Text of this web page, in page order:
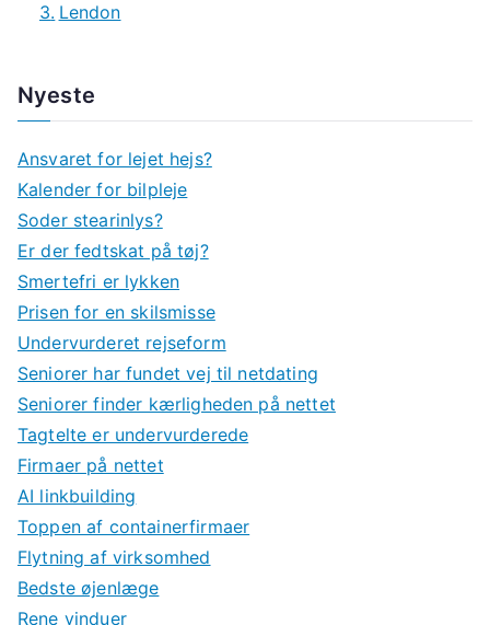
Lendon
Nyeste
Ansvaret for lejet hejs?
Kalender for bilpleje
Soder stearinlys?
Er der fedtskat på tøj?
Smertefri er lykken
Prisen for en skilsmisse
Undervurderet rejseform
Seniorer har fundet vej til netdating
Seniorer finder kærligheden på nettet
Tagtelte er undervurderede
Firmaer på nettet
AI linkbuilding
Toppen af containerfirmaer
Flytning af virksomhed
Bedste øjenlæge
Rene vinduer